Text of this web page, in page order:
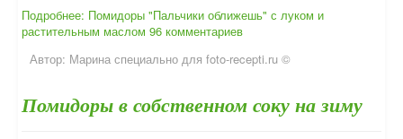
Подробнее: Помидоры "Пальчики оближешь" с луком и
растительным маслом 96 комментариев
Автор: Марина специально для foto-recepti.ru ©
Помидоры в собственном соку на зиму